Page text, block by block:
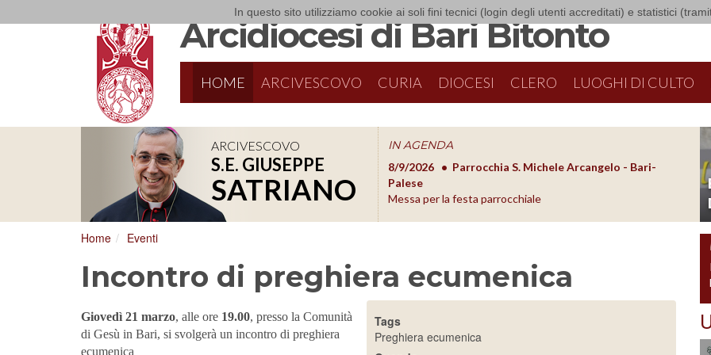
In questo sito utilizziamo cookie ai soli fini tecnici (login degli utenti accreditati) e statistici
Arcidiocesi di Bari Bitonto
HOME ARCIVESCOVO CURIA DIOCESI CLERO LUOGHI DI CULTO
ARCIVESCOVO
S.E. GIUSEPPE
SATRIANO
IN AGENDA
8/17/2026
Conversano
Conferenza Episcopale Pugliese
8/9/2026
Parrocchia S. Michele Arcangelo - Bari-
Palese
Messa per la festa parrocchiale
8/10/
Home Eventi
Incontro di preghiera ecumenica
Tags
Preghiera ecumenica
Giovedì 21 marzo, alle ore 19.00, presso la Comunità
di Gesù in Bari, si svolgerà un incontro di preghiera
ecumenica